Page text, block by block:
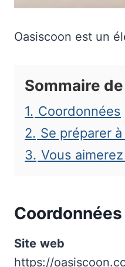
Oasiscoon est un
Sommaire
1. Coordonnées
2. Se préparer
3. Vous
Coordonnées
Site web
https://